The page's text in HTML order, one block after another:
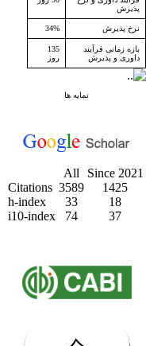
پذیرش
نرخ پذیرش 34%
بازه زمانی فرآیند
داوری و پذیرش
135
روز
نمایه ها
All
Since 2021
Citations 3589
1425
h-index
33
18
i10-index
74 37